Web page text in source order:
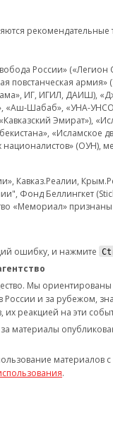
рекомендательные
России» («Легион
повстанческая
ИГ, ИГИЛ, ДАИШ),
«Аш-Шабаб», «УНА-
Эмират»),
националистов» (ОУН),
Кавказ.Реалии,
Фонд Беллингкет
«Мемориал»
ошибку, и нажмите
Мы ориентированы
и за рубежом,
их реакцией на эти
за материалы
материалов
.